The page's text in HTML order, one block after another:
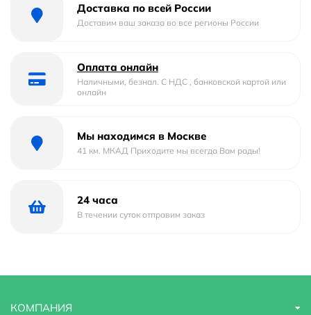
Форма овальная
Страна бренда Россия
Глубина 40.5 м
Область применения
Доставка по всей России
Доставим ваш заказа во все регионы России
Оплата онлайн
Наличными, безнал. С НДС , банковской картой или
онлайн
Мы находимся в Москве
41 км. МКАД Приходите мы всегда Вам рады!
24 часа
В течении суток отправим заказ
КОМПАНИЯ